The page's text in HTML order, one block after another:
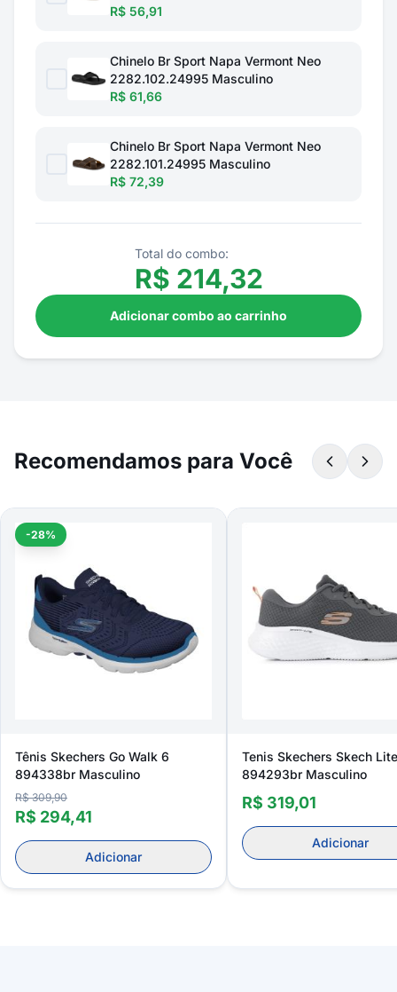
R$ 56,91
Chinelo Br Sport Napa Vermont Neo
2282.102.24995 Masculino
R$ 61,66
Chinelo Br Sport Napa Vermont Neo
2282.101.24995 Masculino
R$ 72,39
Total do combo:
R$ 214,32
Adicionar combo ao carrinho
Recomendamos para Você
-28%
Tênis Skechers Go Walk 6
894338br Masculino
R$ 309,90
R$ 294,41
Adicionar
Tenis Skechers Skech
894293br Masculino
R$ 319,01
Adicionar